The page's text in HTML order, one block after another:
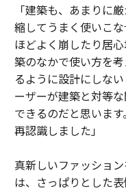
「建築も、あまりに
縮してうまく使いこ
ほどよく崩したり居
築のなかで使い方を
るように設計にしな
ーザーが建築と対等
できるのだと思いま
再認識しました」
真新しいファッショ
は、さっぱりとした表